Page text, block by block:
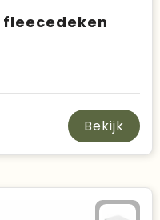
fleecedeken
Bekijk